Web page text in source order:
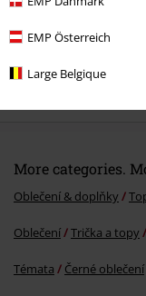
EMP Österreich
Large Belgique
%
More categories.
Oblečení & doplňky
Oblečení Trička a topy
Témata Černé oblečení